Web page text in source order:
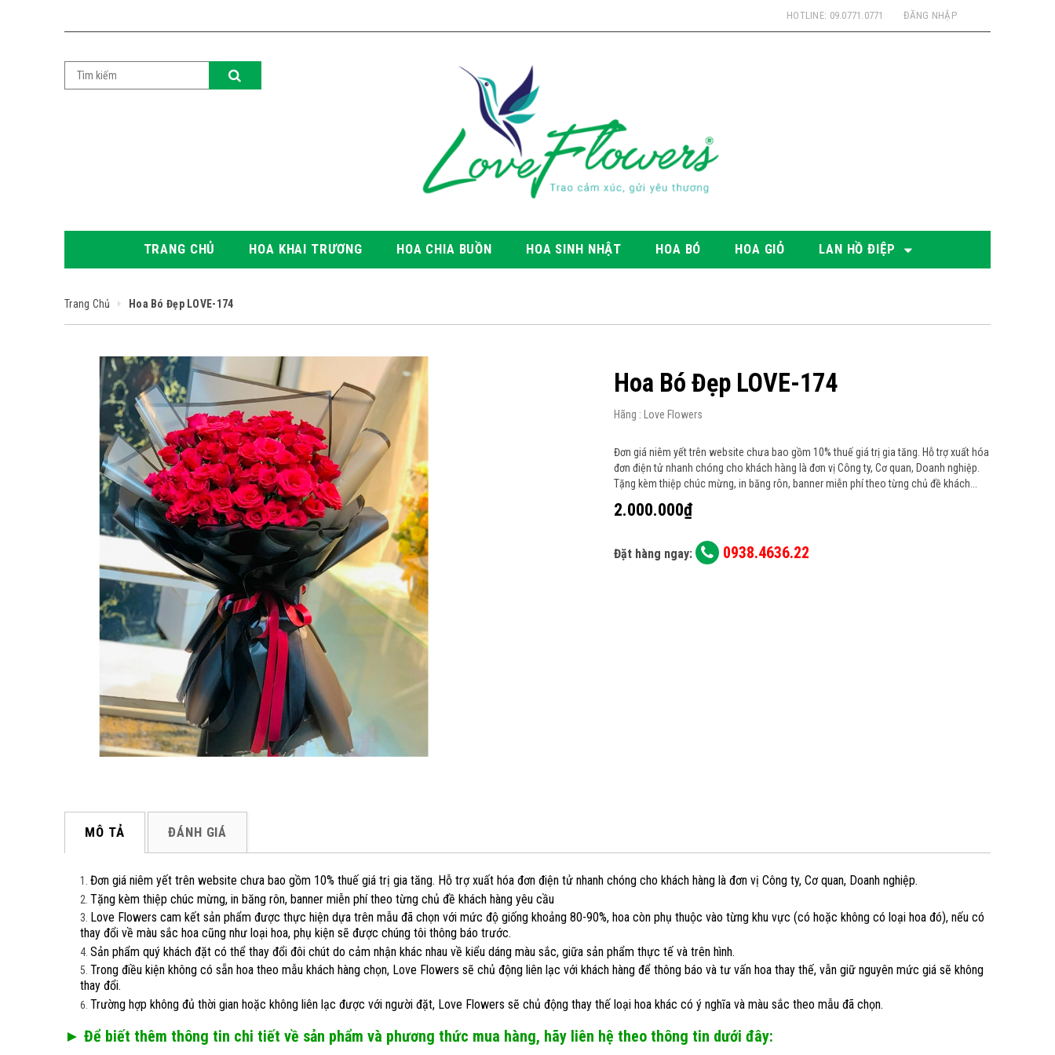
ĐĂNG NHẬP
HOTLINE: 09.0771.0771
TRANG CHỦ HOA KHAI TRƯƠNG HOA CHIA BUỒN HOA SINH NHẬT HOA BÓ HOA GIỎ LAN HỒ ĐIỆP
Trang Chủ Hoa Bó Đẹp LOVE-174
Hoa Bó Đẹp LOVE-174
Hãng : Love Flowers
Đơn giá niêm yết trên website chưa bao gồm 10% thuế giá trị gia tăng. Hỗ trợ xuất hóa
đơn điện tử nhanh chóng cho khách hàng là đơn vị Công ty, Cơ quan, Doanh nghiệp.
Tặng kèm thiệp chúc mừng, in băng rôn, banner miễn phí theo từng chủ đề khách...
2.000.000₫
Đặt hàng ngay: 0938.4636.22
MÔ TẢ ĐÁNH GIÁ
Đơn giá niêm yết trên website chưa bao gồm 10% thuế giá trị gia tăng. Hỗ trợ xuất hóa đơn điện tử nhanh chóng cho khách hàng là đơn vị Công ty, Cơ quan, Doanh nghiệp.
Tặng kèm thiệp chúc mừng, in băng rôn, banner miễn phí theo từng chủ đề khách hàng yêu cầu
Love Flowers cam kết sản phẩm được thực hiện dựa trên mẫu đã chọn với mức độ giống khoảng 80-90%, hoa còn phụ thuộc vào từng khu vực (có hoặc không có loại hoa đó), nếu có
thay đổi về màu sắc hoa cũng như loại hoa, phụ kiện sẽ được chúng tôi thông báo trước.
Sản phẩm quý khách đặt có thể thay đổi đôi chút do cảm nhận khác nhau về kiểu dáng màu sắc, giữa sản phẩm thực tế và trên hình.
Trong điều kiện không có sẵn hoa theo mẫu khách hàng chọn, Love Flowers sẽ chủ động liên lạc với khách hàng để thông báo và tư vấn hoa thay thế, vẫn giữ nguyên mức giá sẽ không
thay đổi.
Trường hợp không đủ thời gian hoặc không liên lạc được với người đặt, Love Flowers sẽ chủ động thay thế loại hoa khác có ý nghĩa và màu sắc theo mẫu đã chọn.
► Để biết thêm thông tin chi tiết về sản phẩm và phương thức mua hàng, hãy liên hệ theo thông tin dưới đây: